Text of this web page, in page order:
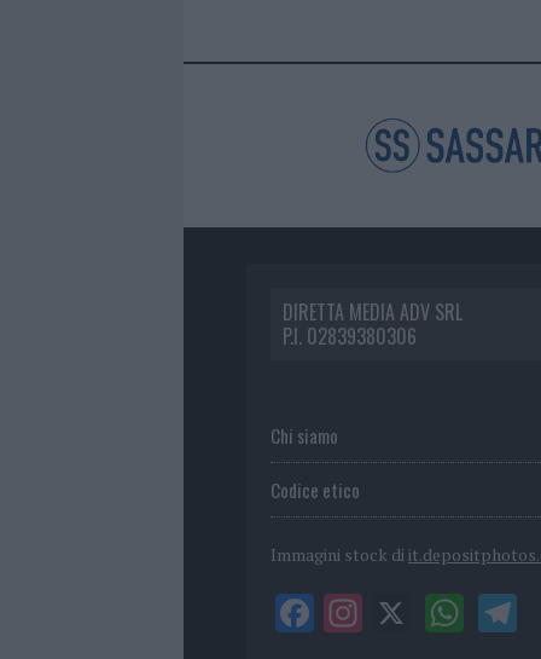
DIRETTA MEDIA ADV SRL
P.I. 02839380306
Chi siamo
Codice etico
Immagini stock di